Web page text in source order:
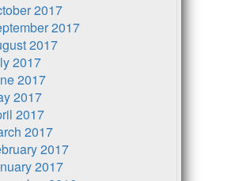
2017
2017
2017
2017
2017
2017
2017
2017
2017
2017